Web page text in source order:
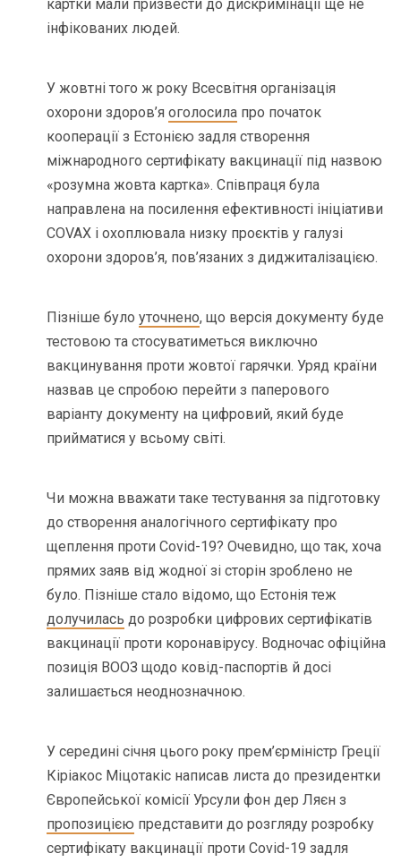
картки мали призвести до дискримінації ще не
інфікованих людей.
У жовтні того ж року Всесвітня організація
охорони здоров’яоголосила про початок
кооперації з Естонією задля створення
міжнародного сертифікату вакцинації під назвою
«розумна жовта картка». Співпраця була
направлена на посилення ефективності ініціативи
COVAX і охоплювала низку проєктів у галузі
охорони здоров’я, пов’язаних з диджиталізацією.
Пізніше булоуточнено, що версія документу буде
тестовою та стосуватиметься виключно
вакцинування проти жовтої гарячки. Уряд країни
назвав це спробою перейти з паперового
варіанту документу на цифровий, який буде
прийматися у всьому світі.
Чи можна вважати таке тестування за підготовку
до створення аналогічного сертифікату про
щеплення проти Covid-19? Очевидно, що так, хоча
прямих заяв від жодної зі сторін зроблено не
було. Пізніше стало відомо, що Естонія теж
долучилась до розробки цифрових сертифікатів
вакцинації проти коронавірусу. Водночас офіційна
позиція ВООЗ щодо ковід-паспортів й досі
залишається неоднозначною.
У середині січня цього року прем’єрміністр Греції
Кіріакос Міцотакіс написав листа до президентки
Європейської комісії Урсули фон дер Ляєн з
пропозицією представити до розгляду розробку
сертифікату вакцинації проти Сovid-19 задля